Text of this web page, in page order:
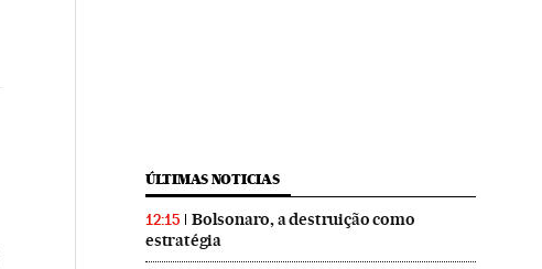
ÚLTIMAS NOTICIAS
12:15
Bolsonaro, a destruição como
estratégia